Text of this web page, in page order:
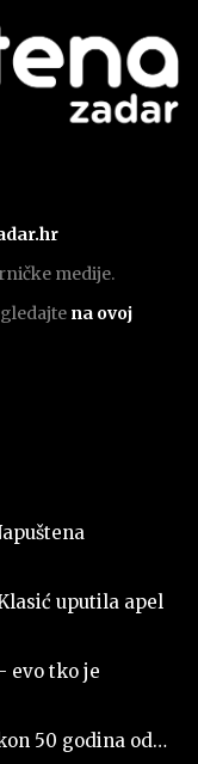
medije.
na ovoj
uputila apel
evo tko je
50 godina od…